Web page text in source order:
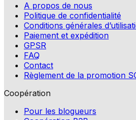
A propos de nous
Politique de confidentialité
Conditions générales
Paiement et expédition
GPSR
FAQ
Contact
Règlement de la promotion
Coopération
Pour les blogueurs